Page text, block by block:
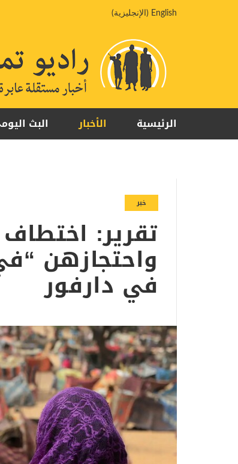
English
( الإنجليزية)
الرئيسية الأخبار البث
خبر
تقرير: اختطاف
واحتجازهن
في دارفور